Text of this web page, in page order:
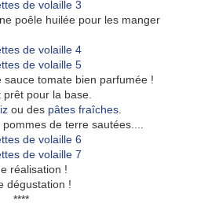
poêle huilée pour les manger
tomate bien parfumée !
prêt pour la base.
ou des pâtes fraîches.
de terre sautées....
réalisation !
dégustation !
****